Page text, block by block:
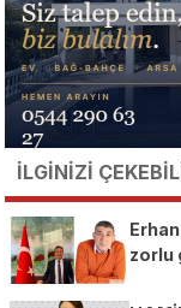
İLGİNİZİ
zorlu